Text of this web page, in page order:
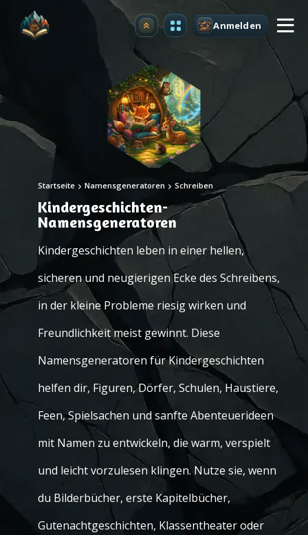
Upgrade Anmelden
Startseite Namensgeneratoren Schreiben
Kindergeschichten-
Namensgeneratoren
Kindergeschichten leben in einer hellen,
sicheren und neugierigen Ecke des Schreibens,
in der kleine Probleme riesig wirken und
Freundlichkeit meist gewinnt. Diese
Namensgeneratoren für Kindergeschichten
helfen dir, Figuren, Dörfer, Schulen, Haustiere,
Feen, Spielsachen und sanfte Abenteuerideen
mit Namen zu entwickeln, die warm, verspielt
und leicht vorzulesen klingen. Nutze sie, wenn
du Bilderbücher, erste Kapitelbücher,
Gutenachtgeschichten, Klassentheater oder